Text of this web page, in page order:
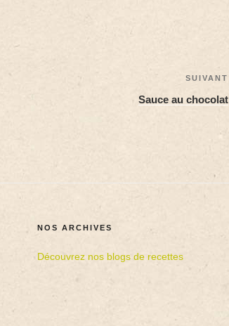
SUIVANT
Sauce au chocolat
NOS ARCHIVES
Découvrez nos blogs de recettes